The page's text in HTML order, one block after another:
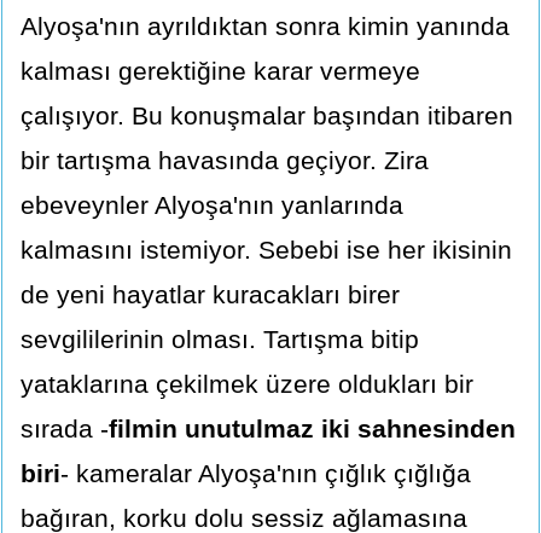
Alyoşa'nın ayrıldıktan sonra kimin yanında
kalması gerektiğine karar vermeye
çalışıyor. Bu konuşmalar başından itibaren
bir tartışma havasında geçiyor. Zira
ebeveynler Alyoşa'nın yanlarında
kalmasını istemiyor. Sebebi ise her ikisinin
de yeni hayatlar kuracakları birer
sevgililerinin olması. Tartışma bitip
yataklarına çekilmek üzere oldukları bir
sırada -filmin unutulmaz iki sahnesinden
biri- kameralar Alyoşa'nın çığlık çığlığa
bağıran, korku dolu sessiz ağlamasına